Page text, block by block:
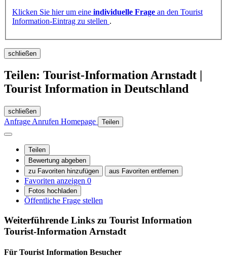
Klicken Sie hier um eine individuelle Frage an den Tourist
Information-Eintrag zu stellen .
schließen
Teilen: Tourist-Information Arnstadt |
Tourist Information in Deutschland
schließen
Anfrage Anrufen Homepage Teilen
Teilen
Bewertung abgeben
zu Favoriten hinzufügen
aus Favoriten entfernen
Favoriten anzeigen 0
Fotos hochladen
Öffentliche Frage stellen
Weiterführende Links zu Tourist Information
Tourist-Information Arnstadt
Für Tourist Information Besucher